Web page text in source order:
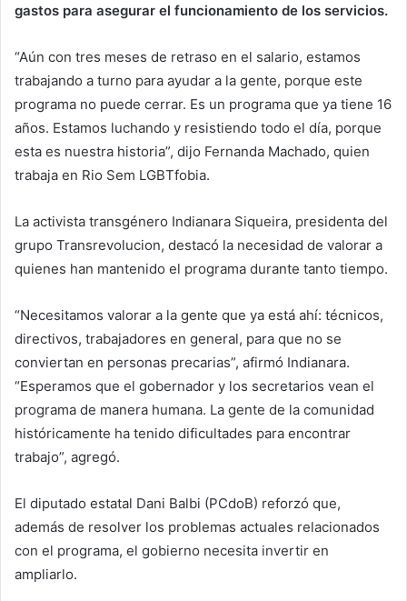
gastos para asegurar el funcionamiento de los servicios.
“Aún con tres meses de retraso en el salario, estamos
trabajando a turno para ayudar a la gente, porque este
programa no puede cerrar. Es un programa que ya tiene 16
años. Estamos luchando y resistiendo todo el día, porque
esta es nuestra historia”, dijo Fernanda Machado, quien
trabaja en Rio Sem LGBTfobia.
La activista transgénero Indianara Siqueira, presidenta del
grupo Transrevolucion, destacó la necesidad de valorar a
quienes han mantenido el programa durante tanto tiempo.
“Necesitamos valorar a la gente que ya está ahí: técnicos,
directivos, trabajadores en general, para que no se
conviertan en personas precarias”, afirmó Indianara.
“Esperamos que el gobernador y los secretarios vean el
programa de manera humana. La gente de la comunidad
históricamente ha tenido dificultades para encontrar
trabajo”, agregó.
El diputado estatal Dani Balbi (PCdoB) reforzó que,
además de resolver los problemas actuales relacionados
con el programa, el gobierno necesita invertir en
ampliarlo.